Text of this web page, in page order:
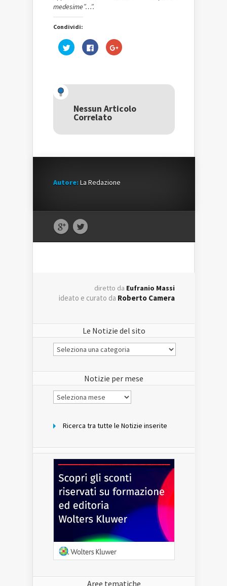
medesime”…”.
Condividi:
Fai
clic
una
nuova
finestra)
Fai
clic
nuova
finestra)
Fai
clic
una
nuova
Nessun Articolo
Correlato
Autore:La Redazione
diretto da Eufranio Massi
ideato e curato da Roberto Camera
Le Notizie del sito
Le
Notizie
Notizie per mese
Notizie
per
Ricerca tra tutte le Notizie inserite
Aree tematiche